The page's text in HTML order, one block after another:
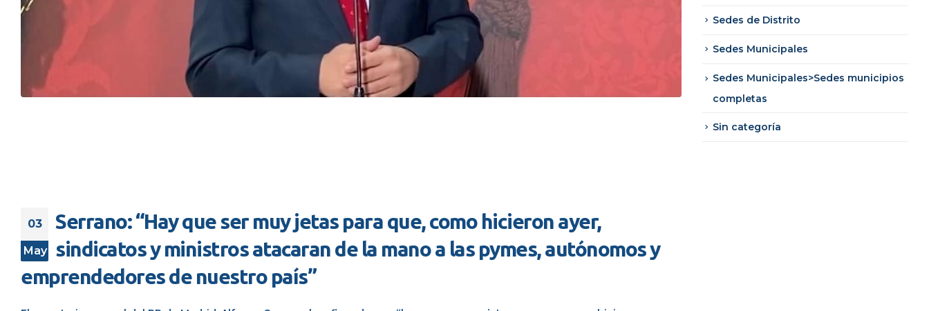
03
May
Serrano: “Hay que ser muy jetas para que, como hicieron ayer,
sindicatos y ministros atacaran de la mano a las pymes, autónomos y
emprendedores de nuestro país”
Sedes de Distrito
Sedes Municipales
Sedes Municipales>Sedes municipios
completas
Sin categoría